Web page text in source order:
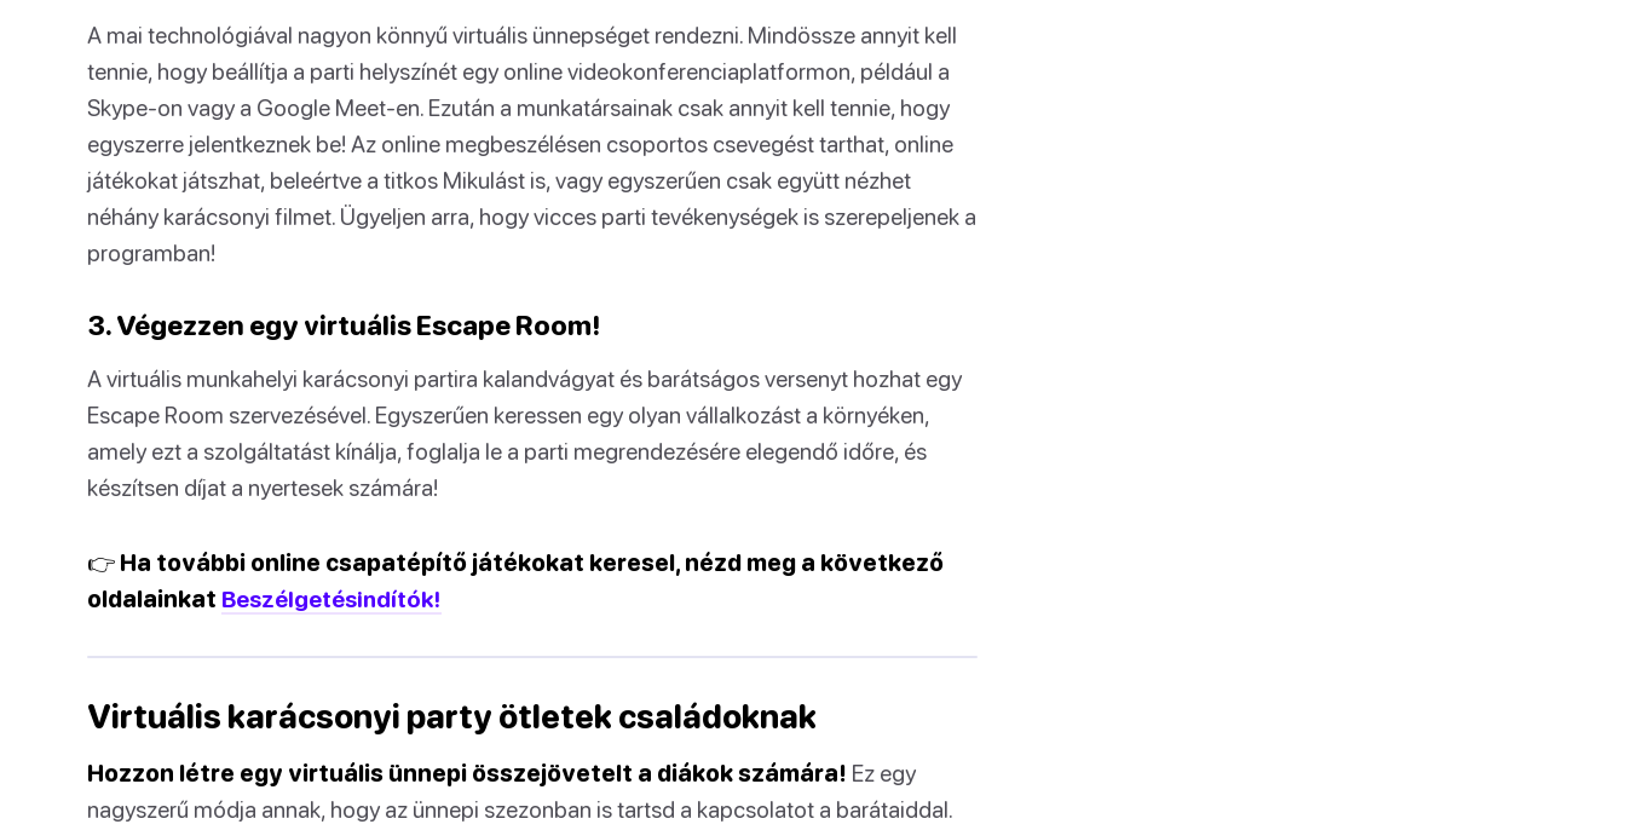
A mai technológiával nagyon könnyű virtuális ünnepséget rendezni. Mindössze annyit kell
tennie, hogy beállítja a parti helyszínét egy online videokonferenciaplatformon, például a
Skype-on vagy a Google Meet-en. Ezután a munkatársainak csak annyit kell tennie, hogy
egyszerre jelentkeznek be! Az online megbeszélésen csoportos csevegést tarthat, online
játékokat játszhat, beleértve a titkos Mikulást is, vagy egyszerűen csak együtt nézhet
néhány karácsonyi filmet. Ügyeljen arra, hogy vicces parti tevékenységek is szerepeljenek a
programban!
3. Végezzen egy virtuális Escape Room!
A virtuális munkahelyi karácsonyi partira kalandvágyat és barátságos versenyt hozhat egy
Escape Room szervezésével. Egyszerűen keressen egy olyan vállalkozást a környéken,
amely ezt a szolgáltatást kínálja, foglalja le a parti megrendezésére elegendő időre, és
készítsen díjat a nyertesek számára!
👉 Ha további online csapatépítő játékokat keresel, nézd meg a következő
oldalainkat Beszélgetésindítók!
Virtuális karácsonyi party ötletek családoknak
Hozzon létre egy virtuális ünnepi összejövetelt a diákok számára! Ez egy
nagyszerű módja annak, hogy az ünnepi szezonban is tartsd a kapcsolatot a barátaiddal.